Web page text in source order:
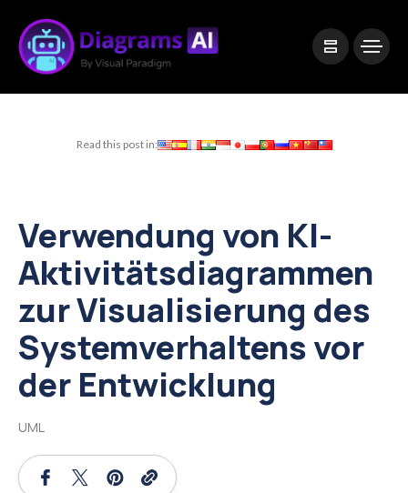
Read this post in:
Verwendung von KI-
Aktivitätsdiagrammen
zur Visualisierung des
Systemverhaltens vor
der Entwicklung
UML